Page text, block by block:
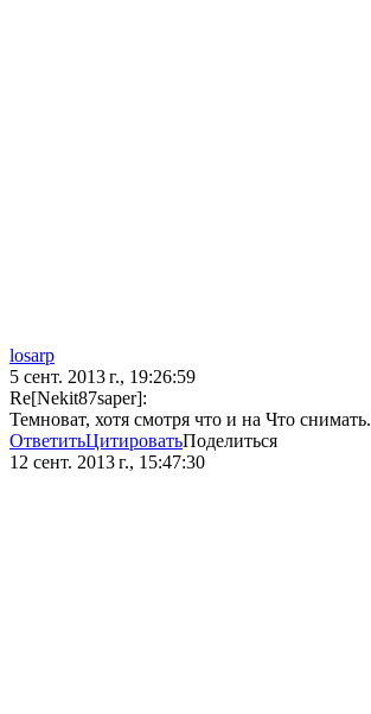
losarp
5 сент. 2013 г., 19:26:59
Re[Nekit87saper]:
Темноват, хотя смотря что и на Что снимать.
ОтветитьЦитироватьПоделиться
12 сент. 2013 г., 15:47:30